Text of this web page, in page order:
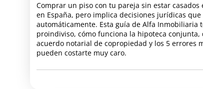
Comprar un piso con tu pareja sin estar casados
en España, pero implica decisiones jurídicas
automáticamente. Esta guía de Alfa Inmobiliaria
proindiviso, cómo funciona la hipoteca
acuerdo notarial de copropiedad y los 5 errores
pueden costarte muy caro.